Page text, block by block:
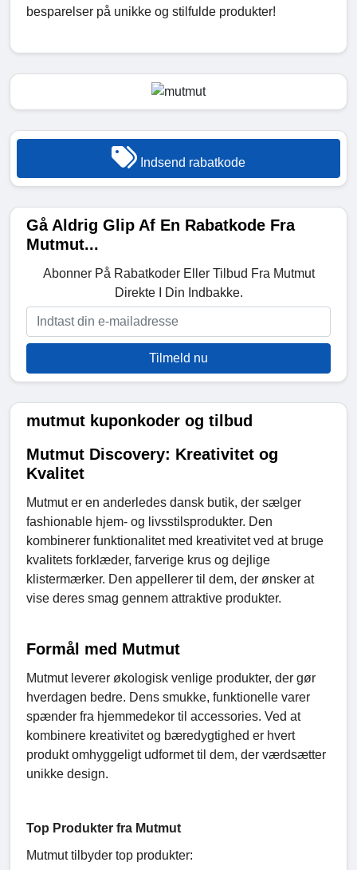
besparelser på unikke og stilfulde produkter!
Indsend rabatkode
Gå Aldrig Glip Af En Rabatkode Fra
Mutmut...
Abonner På Rabatkoder Eller Tilbud Fra Mutmut
Direkte I Din Indbakke.
Tilmeld nu
mutmut kuponkoder og tilbud
Mutmut Discovery: Kreativitet og
Kvalitet
Mutmut er en anderledes dansk butik, der sælger
fashionable hjem- og livsstilsprodukter. Den
kombinerer funktionalitet med kreativitet ved at bruge
kvalitets forklæder, farverige krus og dejlige
klistermærker. Den appellerer til dem, der ønsker at
vise deres smag gennem attraktive produkter.
Formål med Mutmut
Mutmut leverer økologisk venlige produkter, der gør
hverdagen bedre. Dens smukke, funktionelle varer
spænder fra hjemmedekor til accessories. Ved at
kombinere kreativitet og bæredygtighed er hvert
produkt omhyggeligt udformet til dem, der værdsætter
unikke design.
Top Produkter fra Mutmut
Mutmut tilbyder top produkter: